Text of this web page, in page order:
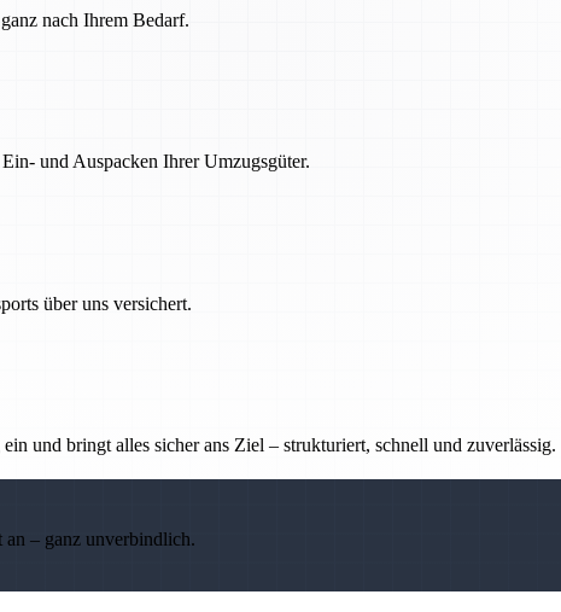
nach Ihrem Bedarf.
und Auspacken Ihrer Umzugsgüter.
über uns versichert.
und bringt alles sicher ans Ziel – strukturiert, schnell und zuverlässig.
– ganz unverbindlich.